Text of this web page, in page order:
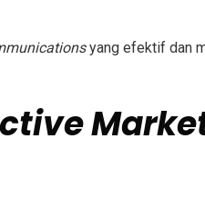
yang efektif dan